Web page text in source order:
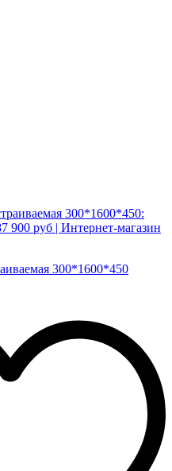
300*1600*450